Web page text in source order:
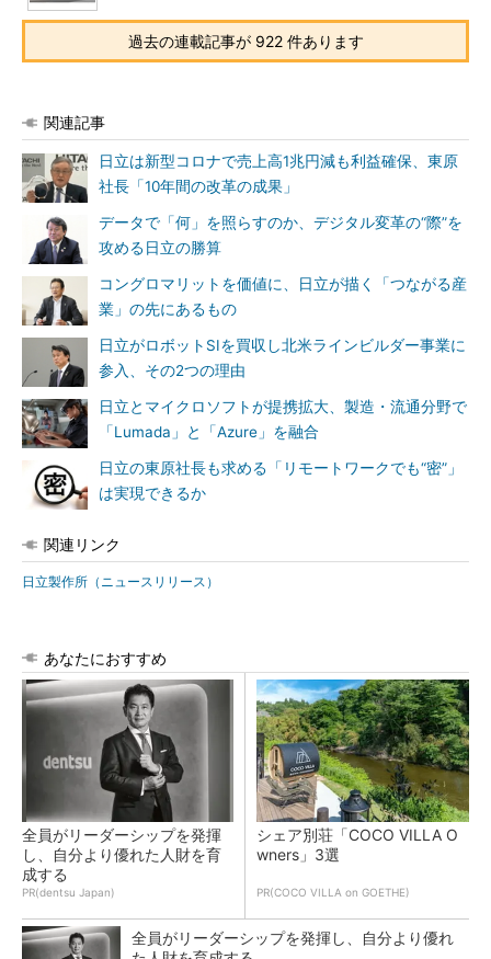
過去の連載記事が 922 件あります
関連記事
日立は新型コロナで売上高1兆円減も利益確保、東原
社長「10年間の改革の成果」
データで「何」を照らすのか、デジタル変革の“際”を
攻める日立の勝算
コングロマリットを価値に、日立が描く「つながる産
業」の先にあるもの
日立がロボットSIを買収し北米ラインビルダー事業に
参入、その2つの理由
日立とマイクロソフトが提携拡大、製造・流通分野で
「Lumada」と「Azure」を融合
日立の東原社長も求める「リモートワークでも“密”」
は実現できるか
関連リンク
日立製作所（ニュースリリース）
あなたにおすすめ
全員がリーダーシップを発揮
し、自分より優れた人財を育
成する
PR(dentsu Japan)
シェア別荘「COCO VILLA O
wners」3選
PR(COCO VILLA on GOETHE)
全員がリーダーシップを発揮し、自分より優れ